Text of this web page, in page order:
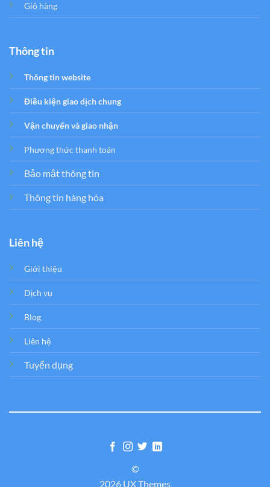
Giỏ hàng
Thông tin
Thông tin website
Điều kiện giao dịch chung
Vận chuyển và giao nhận
Phương thức thanh toán
Bảo mật thông tin
Thông tin hàng hóa
Liên hệ
Giới thiệu
Dịch vụ
Blog
Liên hệ
Tuyển dụng
©
2026 UX Themes